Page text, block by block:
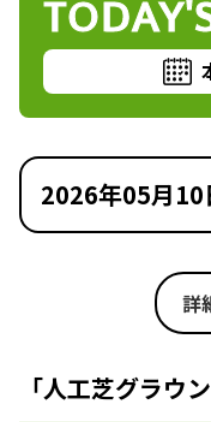
2026年05月10
詳
「人工芝グラウ